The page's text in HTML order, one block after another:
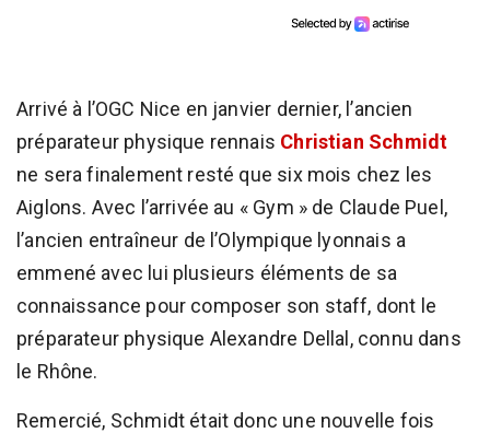
Arrivé à l’OGC Nice en janvier dernier, l’ancien
préparateur physique rennais Christian Schmidt
ne sera finalement resté que six mois chez les
Aiglons. Avec l’arrivée au « Gym » de Claude Puel,
l’ancien entraîneur de l’Olympique lyonnais a
emmené avec lui plusieurs éléments de sa
connaissance pour composer son staff, dont le
préparateur physique Alexandre Dellal, connu dans
le Rhône.
Remercié, Schmidt était donc une nouvelle fois